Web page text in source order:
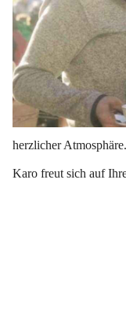
herzlicher Atmosphäre.
Karo freut sich auf